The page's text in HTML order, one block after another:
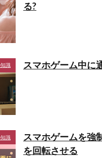
る?
識 スマホゲーム中に
識
スマホゲームを強
を回転させる